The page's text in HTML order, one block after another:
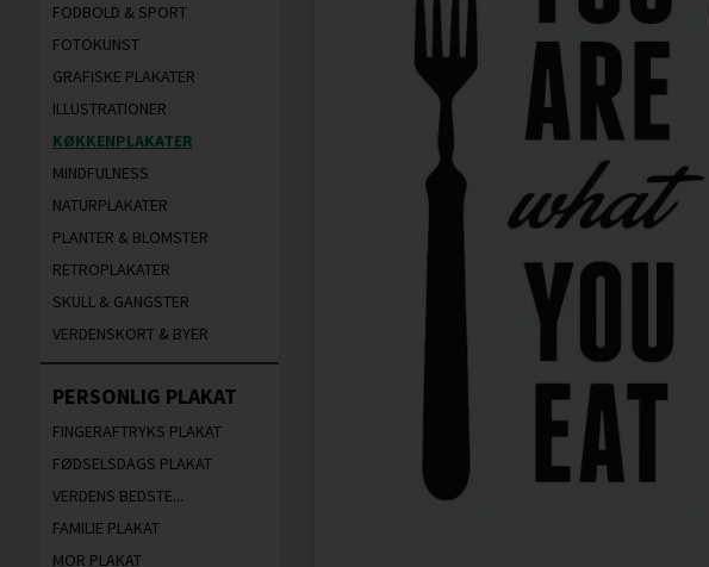
FODBOLD & SPORT
FOTOKUNST
GRAFISKE PLAKATER
ILLUSTRATIONER
KØKKENPLAKATER
MINDFULNESS
NATURPLAKATER
PLANTER & BLOMSTER
RETROPLAKATER
SKULL & GANGSTER
VERDENSKORT & BYER
PERSONLIG PLAKAT
FINGERAFTRYKS PLAKAT
FØDSELSDAGS PLAKAT
VERDENS BEDSTE...
FAMILIE PLAKAT
MOR PLAKAT